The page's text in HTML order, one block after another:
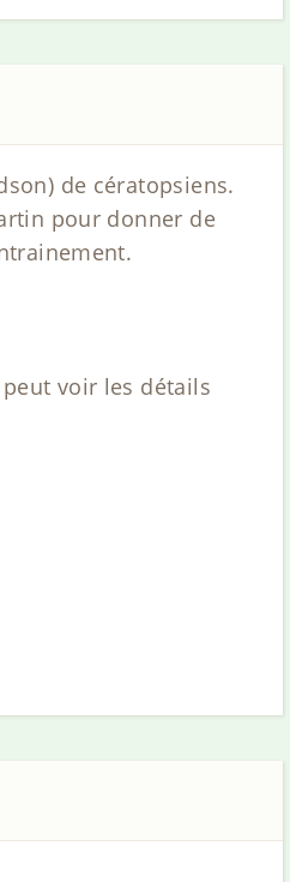
de cératopsiens.
pour donner de
voir les détails